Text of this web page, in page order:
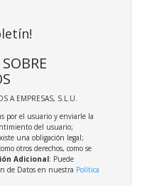
A EMPRESAS, S.L.U.
por el usuario y enviarle la
del usuario;
una obligación legal;
otros derechos, como se
Adicional: Puede
de Datos en nuestra Política